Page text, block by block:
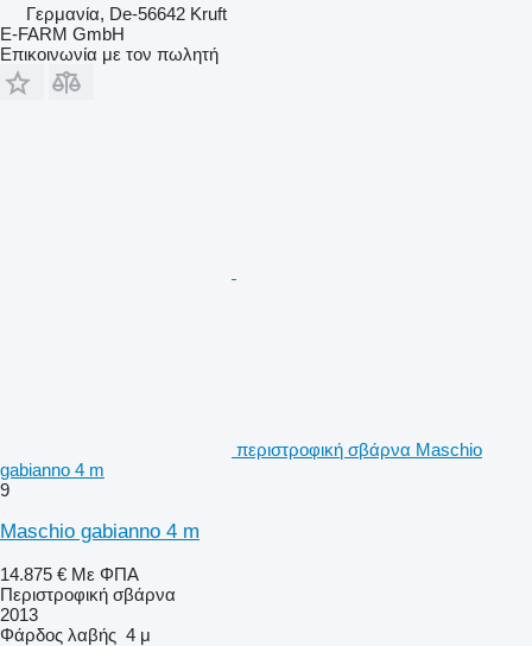
Γερμανία, De-56642 Kruft
E-FARM GmbH
Επικοινωνία με τον πωλητή
περιστροφική σβάρνα Maschio
gabianno 4 m
9
Maschio gabianno 4 m
14.875 € Με ΦΠΑ
Περιστροφική σβάρνα
2013
Φάρδος λαβής 4 μ